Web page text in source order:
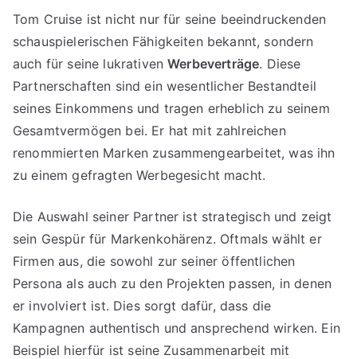
Tom Cruise ist nicht nur für seine beeindruckenden
schauspielerischen Fähigkeiten bekannt, sondern
auch für seine lukrativenWerbeverträge. Diese
Partnerschaften sind ein wesentlicher Bestandteil
seines Einkommens und tragen erheblich zu seinem
Gesamtvermögen bei. Er hat mit zahlreichen
renommierten Marken zusammengearbeitet, was ihn
zu einem gefragten Werbegesicht macht.
Die Auswahl seiner Partner ist strategisch und zeigt
sein Gespür für Markenkohärenz. Oftmals wählt er
Firmen aus, die sowohl zur seiner öffentlichen
Persona als auch zu den Projekten passen, in denen
er involviert ist. Dies sorgt dafür, dass die
Kampagnen authentisch und ansprechend wirken. Ein
Beispiel hierfür ist seine Zusammenarbeit mit